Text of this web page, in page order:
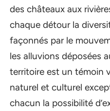
des châteaux aux
chaque détour la
façonnés par le
les alluvions déposées
territoire est un témoin
naturel et culturel
chacun la possibilité